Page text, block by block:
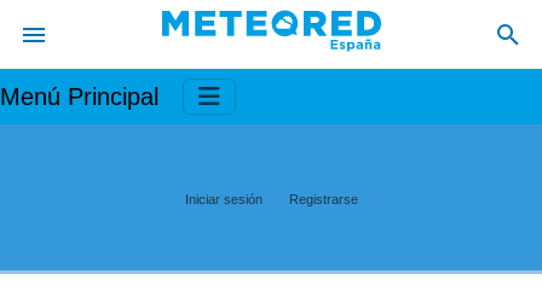
Menú Principal
Iniciar sesión Registrarse